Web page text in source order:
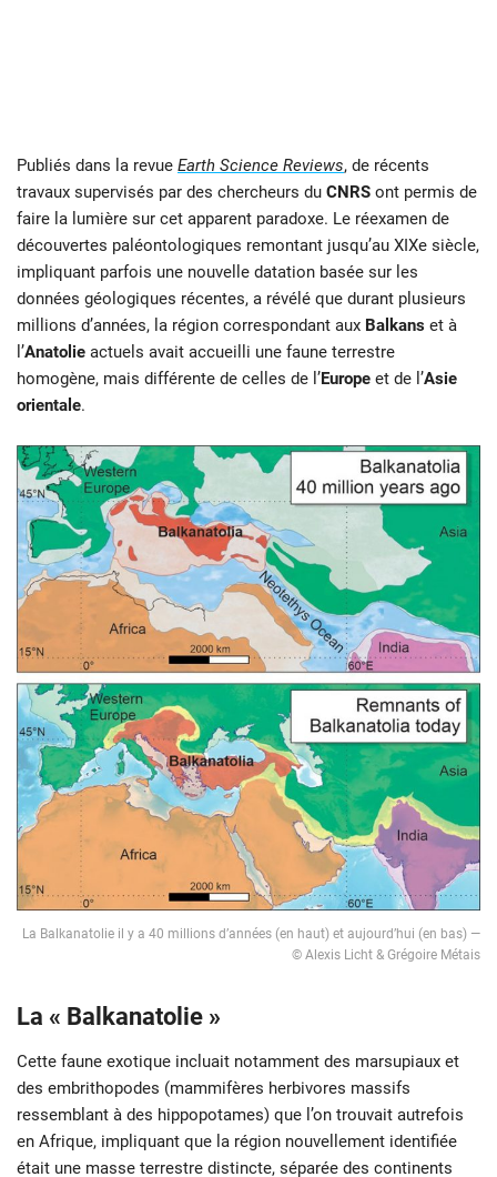
Publiés dans la revue Earth Science Reviews, de récents
travaux supervisés par des chercheurs du CNRS ont permis de
faire la lumière sur cet apparent paradoxe. Le réexamen de
découvertes paléontologiques remontant jusqu’au XIXe siècle,
impliquant parfois une nouvelle datation basée sur les
données géologiques récentes, a révélé que durant plusieurs
millions d’années, la région correspondant aux Balkans et à
l’Anatolie actuels avait accueilli une faune terrestre
homogène, mais différente de celles de l’Europe et de l’Asie
orientale.
La Balkanatolie il y a 40 millions d’années (en haut) et aujourd’hui (en bas) —
© Alexis Licht & Grégoire Métais
La « Balkanatolie »
Cette faune exotique incluait notamment des marsupiaux et
des embrithopodes (mammifères herbivores massifs
ressemblant à des hippopotames) que l’on trouvait autrefois
en Afrique, impliquant que la région nouvellement identifiée
était une masse terrestre distincte, séparée des continents